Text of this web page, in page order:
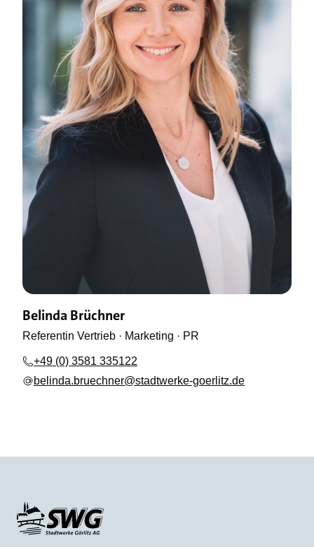
Belinda Brüchner
Referentin Vertrieb · Marketing · PR
+49 (0) 3581 335122
belinda.bruechner@stadtwerke-goerlitz.de